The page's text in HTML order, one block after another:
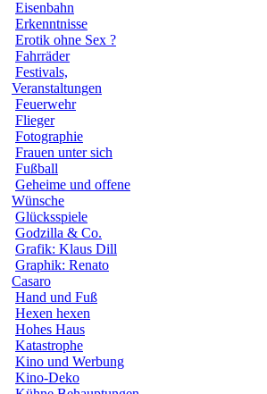
Eisenbahn
Erkenntnisse
Erotik ohne Sex ?
Fahrräder
Festivals,
Veranstaltungen
Feuerwehr
Flieger
Fotographie
Frauen unter sich
Fußball
Geheime und offene
Wünsche
Glücksspiele
Godzilla & Co.
Grafik: Klaus Dill
Graphik: Renato
Casaro
Hand und Fuß
Hexen hexen
Hohes Haus
Katastrophe
Kino und Werbung
Kino-Deko